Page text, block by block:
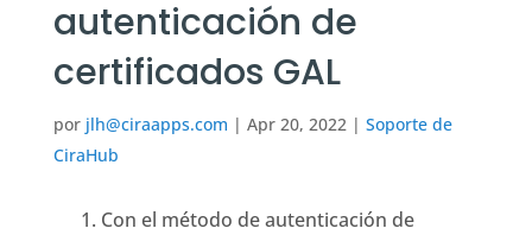
autenticación de
certificados GAL
por jlh@ciraapps.com | Apr 20, 2022| Soporte de
CiraHub
Con el método de autenticación de